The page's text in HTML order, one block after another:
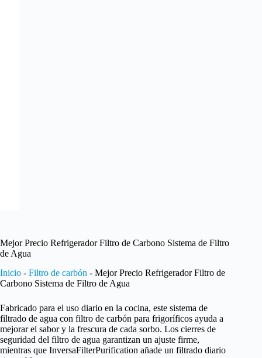
Mejor Precio Refrigerador Filtro de Carbono Sistema de Filtro
de Agua
Inicio - Filtro de carbón - Mejor Precio Refrigerador Filtro de
Carbono Sistema de Filtro de Agua
Fabricado para el uso diario en la cocina, este sistema de
filtrado de agua con filtro de carbón para frigoríficos ayuda a
mejorar el sabor y la frescura de cada sorbo. Los cierres de
seguridad del filtro de agua garantizan un ajuste firme,
mientras que InversaFilterPurification añade un filtrado diario